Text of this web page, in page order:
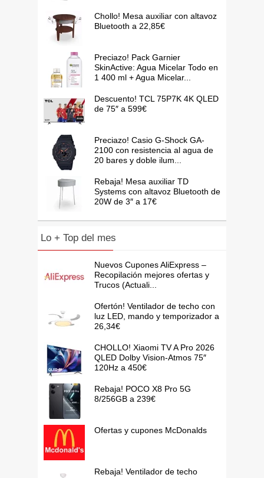
Chollo! Mesa auxiliar con altavoz
Bluetooth a 22,85€
Preciazo! Pack Garnier
SkinActive: Agua Micelar Todo en
1 400 ml + Agua Micelar...
Descuento! TCL 75P7K 4K QLED
de 75″ a 599€
Preciazo! Casio G-Shock GA-
2100 con resistencia al agua de
20 bares y doble ilum...
Rebaja! Mesa auxiliar TD
Systems con altavoz Bluetooth de
20W de 3″ a 17€
Lo + Top del mes
Nuevos Cupones AliExpress –
Recopilación mejores ofertas y
Trucos (Actuali...
Ofertón! Ventilador de techo con
luz LED, mando y temporizador a
26,34€
CHOLLO! Xiaomi TV A Pro 2026
QLED Dolby Vision-Atmos 75″
120Hz a 450€
Rebaja! POCO X8 Pro 5G
8/256GB a 239€
Ofertas y cupones McDonalds
Rebaja! Ventilador de techo